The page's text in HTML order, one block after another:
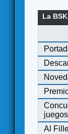
La
Al